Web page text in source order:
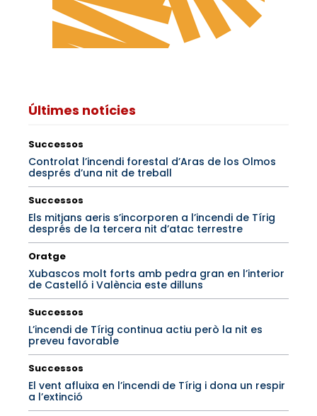
Últimes notícies
Successos
Controlat l’incendi forestal d’Aras de los Olmos
després d’una nit de treball
Successos
Els mitjans aeris s’incorporen a l’incendi de Tírig
després de la tercera nit d’atac terrestre
Oratge
Xubascos molt forts amb pedra gran en l’interior
de Castelló i València este dilluns
Successos
L’incendi de Tírig continua actiu però la nit es
preveu favorable
Successos
El vent afluixa en l’incendi de Tírig i dona un respir
a l’extinció